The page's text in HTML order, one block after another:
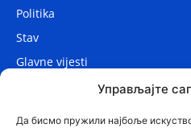
Управљајте
Да бисмо пружили најбоље
Politika
Stav
Glavne vijesti